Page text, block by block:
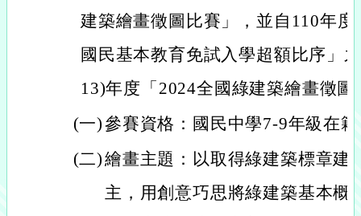
建築繪畫徵圖比賽」，並自110年
國民基本教育免試入學超額比序」
13)年度「2024全國綠建築繪畫徵
(一)參賽資格：國民中學7-9年級在
(二)繪畫主題：以取得綠建築標章建
主，用創意巧思將綠建築基本概